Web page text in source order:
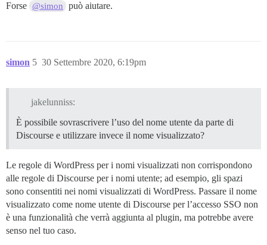
Forse @simon può aiutare.
simon 30 Settembre 2020, 6:19pm
5
jakelunniss:
È possibile sovrascrivere l’uso del nome utente da parte di
Discourse e utilizzare invece il nome visualizzato?
Le regole di WordPress per i nomi visualizzati non corrispondono
alle regole di Discourse per i nomi utente; ad esempio, gli spazi
sono consentiti nei nomi visualizzati di WordPress. Passare il nome
visualizzato come nome utente di Discourse per l’accesso SSO non
è una funzionalità che verrà aggiunta al plugin, ma potrebbe avere
senso nel tuo caso.